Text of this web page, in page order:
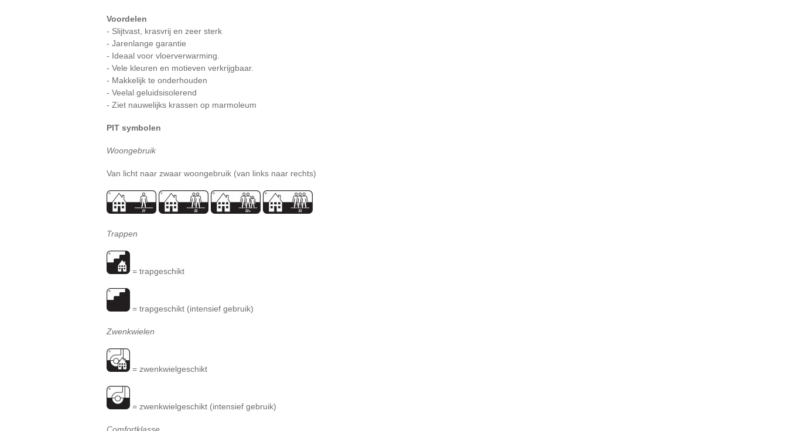
Voordelen
- Slijtvast, krasvrij en zeer sterk
- Jarenlange garantie
- Ideaal voor vloerverwarming.
- Vele kleuren en motieven verkrijgbaar.
- Makkelijk te onderhouden
- Veelal geluidsisolerend
- Ziet nauwelijks krassen op marmoleum
PIT symbolen
Woongebruik
Van licht naar zwaar woongebruik (van links naar rechts)
Trappen
= trapgeschikt
= trapgeschikt (intensief gebruik)
Zwenkwielen
= zwenkwielgeschikt
= zwenkwielgeschikt (intensief gebruik)
Comfortklasse